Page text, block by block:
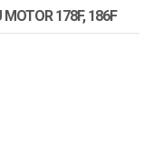
MOTOR 178F, 186F